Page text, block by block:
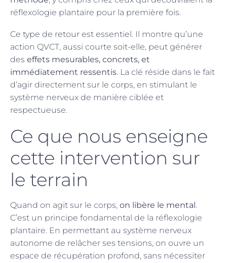
réflexologie plantaire pour la première fois.
Ce type de retour est essentiel. Il montre qu’une
action QVCT, aussi courte soit-elle, peut générer
des effets mesurables, concrets, et
immédiatement ressentis. La clé réside dans le fait
d’agir directement sur le corps, en stimulant le
système nerveux de manière ciblée et
respectueuse.
Ce que nous enseigne
cette intervention sur
le terrain
Quand on agit sur le corps, on libère le mental.
C’est un principe fondamental de la réflexologie
plantaire. En permettant au système nerveux
autonome de relâcher ses tensions, on ouvre un
espace de récupération profond, sans nécessiter